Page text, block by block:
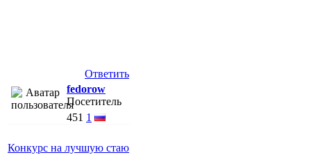
Ответить
fedorow
Посетитель
451 1
Конкурс на лучшую стаю